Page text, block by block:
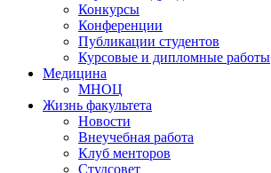
Конкурсы
Конференции
Публикации студентов
Курсовые и дипломные работы
Медицина
МНОЦ
Жизнь факультета
Новости
Внеучебная работа
Клуб менторов
Студсовет